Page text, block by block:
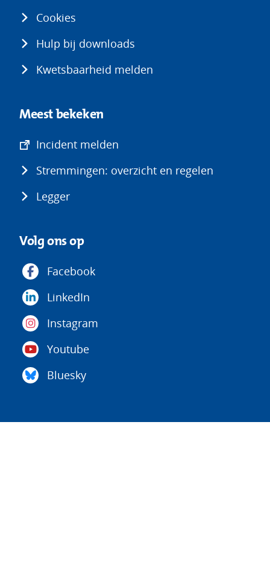
Cookies
Hulp bij downloads
Kwetsbaarheid melden
Meest bekeken
Incident melden
nieuw
Stremmingen: overzicht en regelen
Legger
Volg ons op
Facebook
LinkedIn
Instagram
Youtube
Bluesky